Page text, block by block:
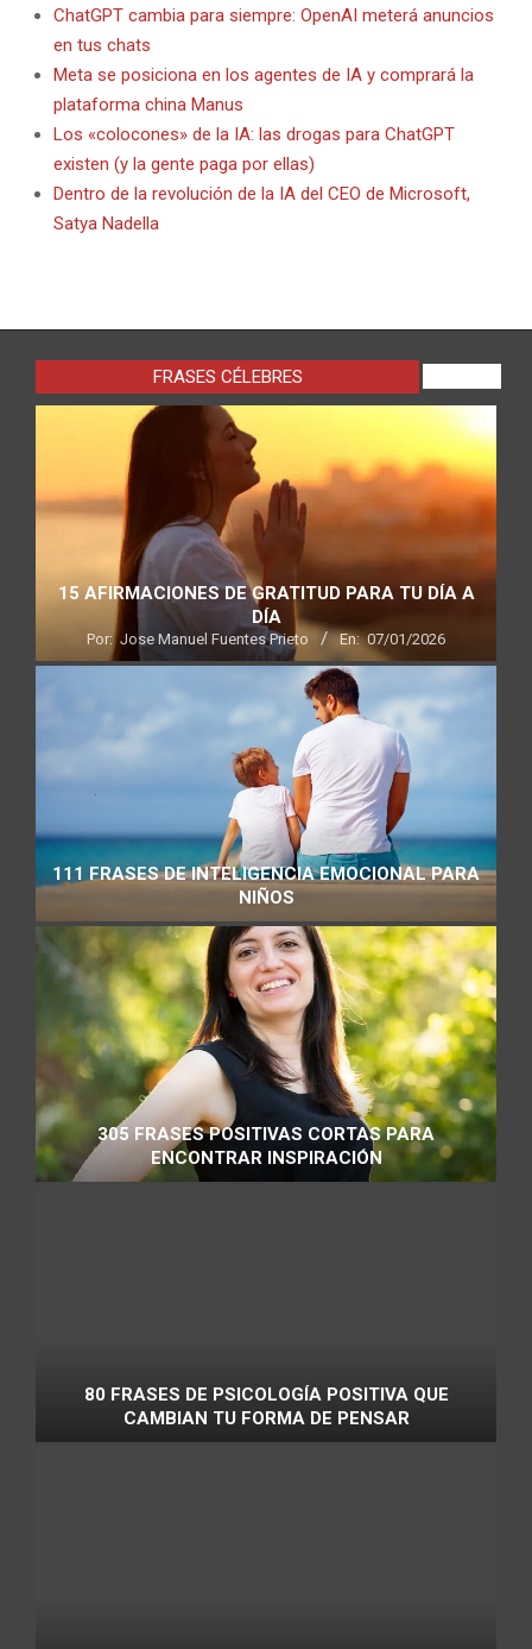
ChatGPT cambia para siempre: OpenAI meterá anuncios
en tus chats
Meta se posiciona en los agentes de IA y comprará la
plataforma china Manus
Los «colocones» de la IA: las drogas para ChatGPT
existen (y la gente paga por ellas)
Dentro de la revolución de la IA del CEO de Microsoft,
Satya Nadella
FRASES CÉLEBRES
15 AFIRMACIONES DE GRATITUD PARA TU DÍA A
DÍA
Por: Jose Manuel Fuentes Prieto En: 07/01/2026
111 FRASES DE INTELIGENCIA EMOCIONAL PARA
NIÑOS
305 FRASES POSITIVAS CORTAS PARA
ENCONTRAR INSPIRACIÓN
80 FRASES DE PSICOLOGÍA POSITIVA QUE
CAMBIAN TU FORMA DE PENSAR